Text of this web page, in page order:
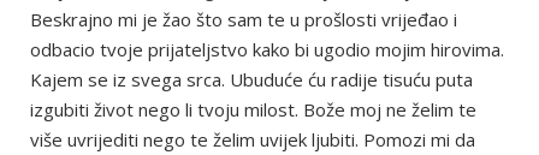
Beskrajno mi je žao što sam te u prošlosti vrijeđao i
odbacio tvoje prijateljstvo kako bi ugodio mojim hirovima.
Kajem se iz svega srca. Ubuduće ću radije tisuću puta
izgubiti život nego li tvoju milost. Bože moj ne želim te
više uvrijediti nego te želim uvijek ljubiti. Pomozi mi da